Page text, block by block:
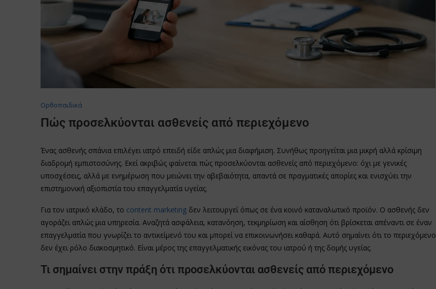
Oρθοπαιδικά
Πώς προσελκύονται ασθενείς από περιεχόμενο
Ένας ασθενής σπάνια επιλέγει ιατρό επειδή είδε απλώς μια διαφήμιση. Συνήθως προηγείται μια μικρή αλλά κρίσιμη
διαδρομή εμπιστοσύνης. Εκεί ακριβώς φαίνεται πώς προσελκύονται ασθενείς από περιεχόμενο: όχι με γενικές
υποσχέσεις, αλλά με ενημέρωση που μειώνει την αβεβαιότητα, απαντά σε πραγματικές απορίες και ενισχύει την
επιστημονική αξιοπιστία του επαγγελματία υγείας.
Για τον ιατρικό κλάδο, το content marketingδεν λειτουργεί όπως σε ένα κοινό καταναλωτικό προϊόν. Ο ασθενής δεν
αγοράζει απλώς μια υπηρεσία. Αναζητά ασφάλεια, κατανόηση, τεκμηρίωση και αίσθηση ότι βρίσκεται απέναντι σε έναν
επαγγελματία που γνωρίζει το αντικείμενό του και μπορεί να επικοινωνήσει καθαρά. Αυτό σημαίνει ότι το περιεχόμενο
δεν έχει ρόλο διακοσμητικό. Είναι μέρος της επαγγελματικής εικόνας του ιατρού ή της δομής υγείας.
Τι σημαίνει στην πράξη ότι προσελκύονται ασθενείς από περιεχόμενο